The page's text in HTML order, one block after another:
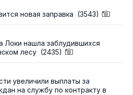
новая заправка (3543)
Локи нашла заблудившихся
лесу (2435)
увеличили выплаты за
на службу по контракту в